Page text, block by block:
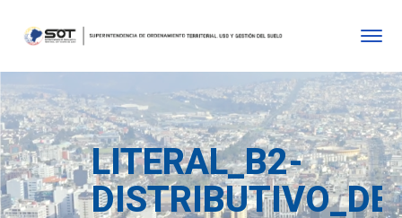
LITERAL_B2-